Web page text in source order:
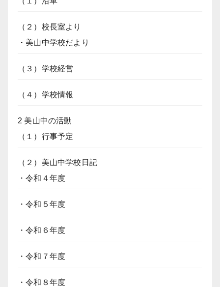
（２）校長室より
・美山中学校だより
（３）学校経営
（４）学校情報
2 美山中の活動
（１）行事予定
（２）美山中学校日記
・令和４年度
・令和５年度
・令和６年度
・令和７年度
・令和８年度